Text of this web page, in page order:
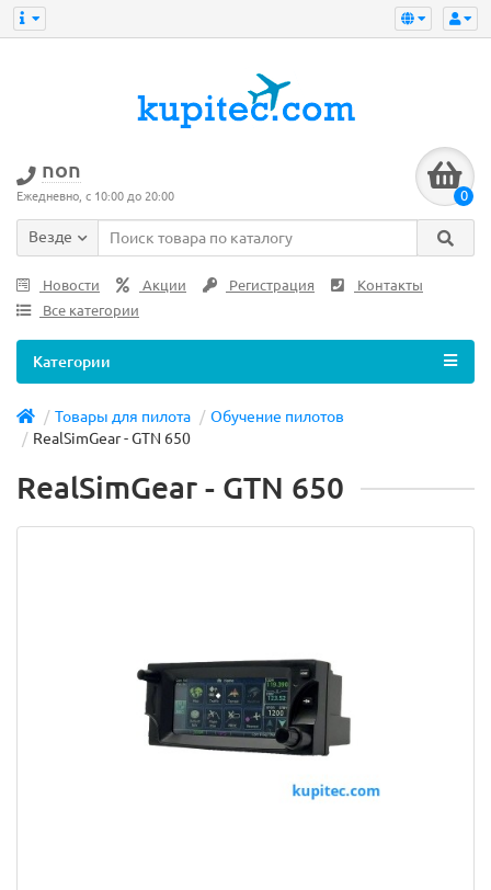
non
Ежедневно, с 10:00 до 20:00 0
Везде
Новости Акции Регистрация
Контакты
Все категории
Категории
Товары для пилота
Обучение пилотов
RealSimGear - GTN 650
RealSimGear - GTN 650